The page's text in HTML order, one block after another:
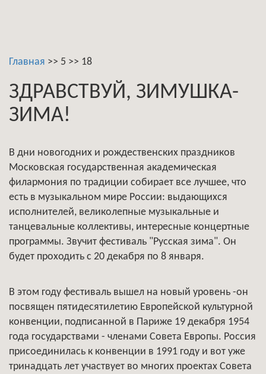
Главная >> 5 >> 18
ЗДРАВСТВУЙ, ЗИМУШКА-
ЗИМА!
В дни новогодних и рождественских праздников
Московская государственная академическая
филармония по традиции собирает все лучшее, что
есть в музыкальном мире России: выдающихся
исполнителей, великолепные музыкальные и
танцевальные коллективы, интересные концертные
программы. Звучит фестиваль "Русская зима". Он
будет проходить с 20 декабря по 8 января.
В этом году фестиваль вышел на новый уровень -он
посвящен пятидесятилетию Европейской культурной
конвенции, подписанной в Париже 19 декабря 1954
года государствами - членами Совета Европы. Россия
присоединилась к конвенции в 1991 году и вот уже
тринадцать лет участвует во многих проектах Совета